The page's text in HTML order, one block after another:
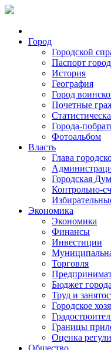
Город
Городской
Паспорт
История
География
Город
Почетные
Города-
Фотоальбом
Власть
Глава
Городская
Контрольно-
Экономика
Экономика
Финансы
Инвестиции
Торговля
Бюджет города
Труд и
Городское
Границы
Оценка
Общество